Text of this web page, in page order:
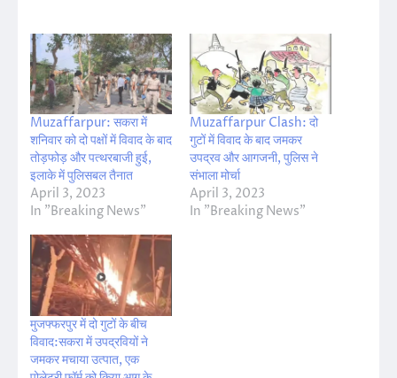
Muzaffarpur: सकरा में
शनिवार को दो पक्षों में विवाद के बाद
तोड़फोड़ और पत्थरबाजी हुई,
इलाके में पुलिसबल तैनात
April 3, 2023
In "Breaking News"
Muzaffarpur Clash: दो
गुटों में विवाद के बाद जमकर
उपद्रव और आगजनी, पुलिस ने
संभाला मोर्चा
April 3, 2023
In "Breaking News"
मुजफ्फरपुर में दो गुटों के बीच
विवाद:सकरा में उपद्रवियों ने
जमकर मचाया उत्पात, एक